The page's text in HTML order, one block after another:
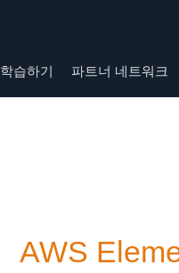
학습하기 파트너 네트워크
AWS